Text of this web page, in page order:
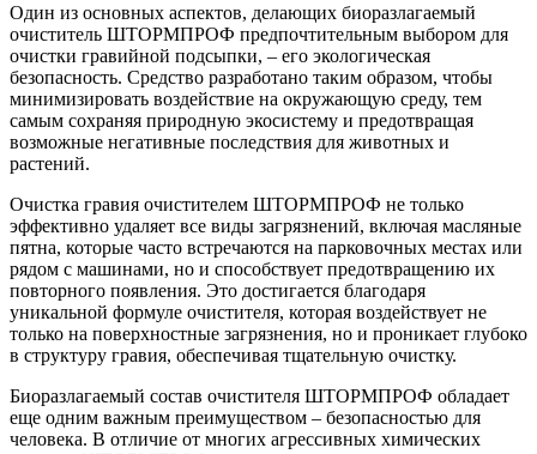
Один из основных аспектов, делающих биоразлагаемый
очиститель ШТОРМПРОФ предпочтительным выбором для
очистки гравийной подсыпки, – его экологическая
безопасность. Средство разработано таким образом, чтобы
минимизировать воздействие на окружающую среду, тем
самым сохраняя природную экосистему и предотвращая
возможные негативные последствия для животных и
растений.
Очистка гравия очистителем ШТОРМПРОФ не только
эффективно удаляет все виды загрязнений, включая масляные
пятна, которые часто встречаются на парковочных местах или
рядом с машинами, но и способствует предотвращению их
повторного появления. Это достигается благодаря
уникальной формуле очистителя, которая воздействует не
только на поверхностные загрязнения, но и проникает глубоко
в структуру гравия, обеспечивая тщательную очистку.
Биоразлагаемый состав очистителя ШТОРМПРОФ обладает
еще одним важным преимуществом – безопасностью для
человека. В отличие от многих агрессивных химических